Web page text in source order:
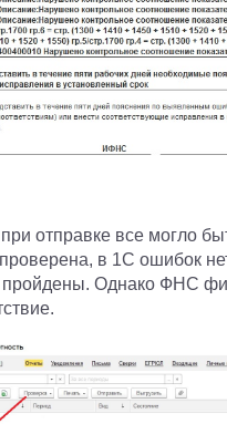
отправке все могло
в 1С ошибок
пройдены. Однако ФНС